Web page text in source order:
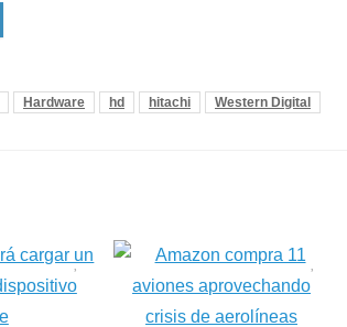
Hardware hd hitachi Western Digital